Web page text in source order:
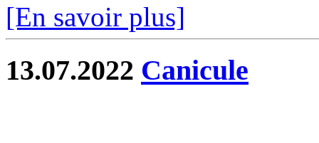
[En savoir plus]
13.07.2022 Canicule